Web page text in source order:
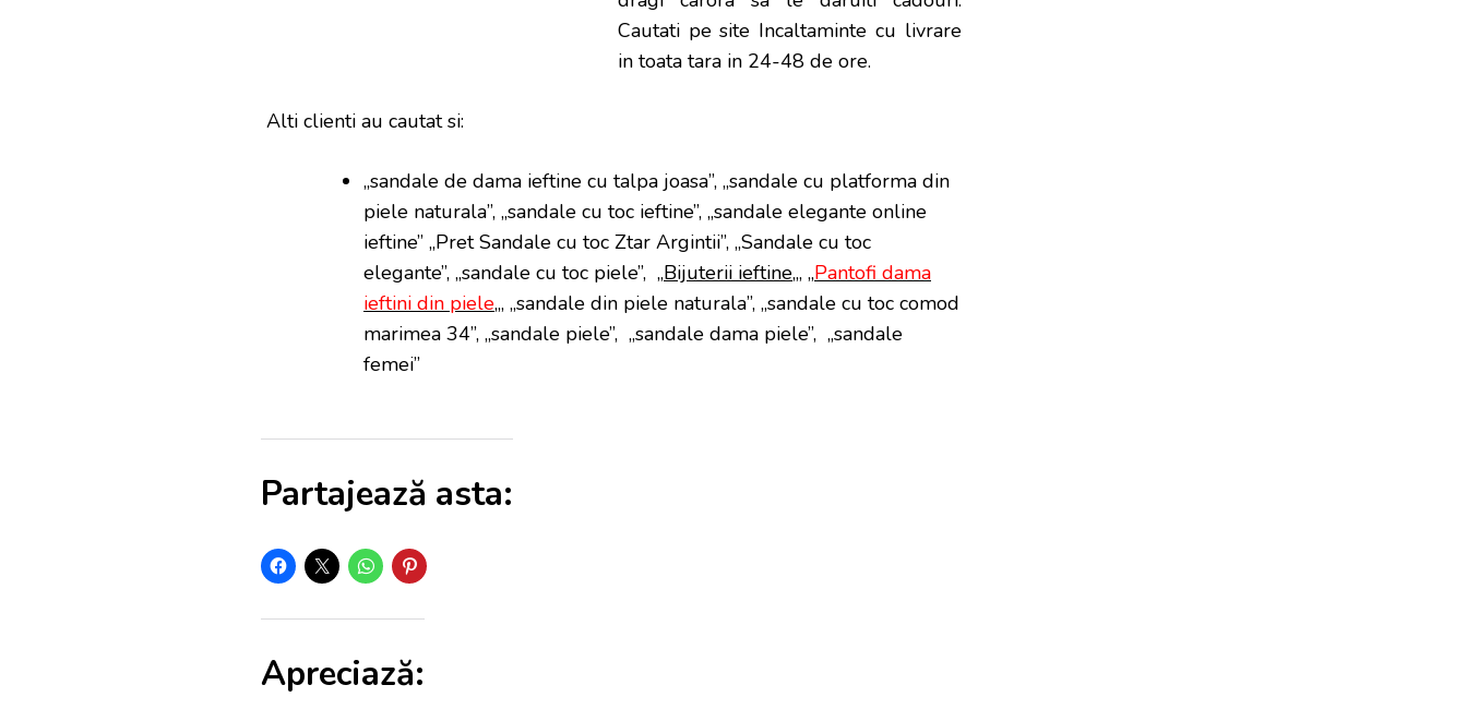
Cautati pe site Incaltaminte cu livrare
in toata tara in 24-48 de ore.
Alti clienti au cautat si:
„sandale de dama ieftine cu talpa joasa”, „sandale cu platforma din
piele naturala”, „sandale cu toc ieftine”, „sandale elegante online
ieftine” „Pret Sandale cu toc Ztar Argintii”, „Sandale cu toc
elegante”, „sandale cu toc piele”, „Bijuterii ieftine„, „Pantofi dama
ieftini din piele„, „sandale din piele naturala”, „sandale cu toc comod
marimea 34”, „sandale piele”, „sandale dama piele”, „sandale
femei”
Partajează asta:
Apreciază: